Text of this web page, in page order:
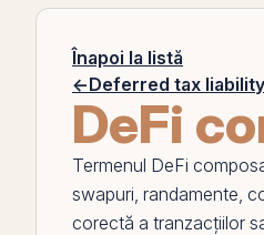
Înapoi la listă
←Deferred tax liability
DeFi
Termenul DeFi
swapuri, randamente,
corectă a tranzacțiilor